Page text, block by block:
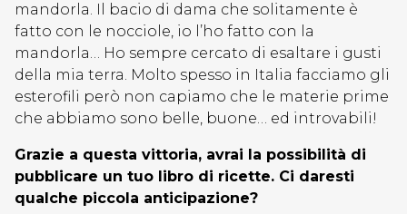
mandorla. Il bacio di dama che solitamente è
fatto con le nocciole, io l’ho fatto con la
mandorla… Ho sempre cercato di esaltare i gusti
della mia terra. Molto spesso in Italia facciamo gli
esterofili però non capiamo che le materie prime
che abbiamo sono belle, buone… ed introvabili!
Grazie a questa vittoria, avrai la possibilità di
pubblicare un tuo libro di ricette. Ci daresti
qualche piccola anticipazione?